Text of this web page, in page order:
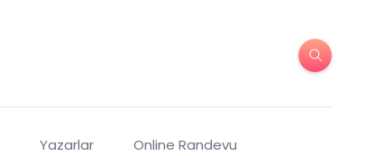
Yazarlar Online Randevu